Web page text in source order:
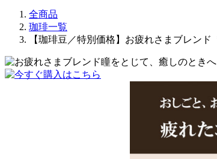
全商品
珈琲一覧
【珈琲豆／特別価格】お疲れさまブレン